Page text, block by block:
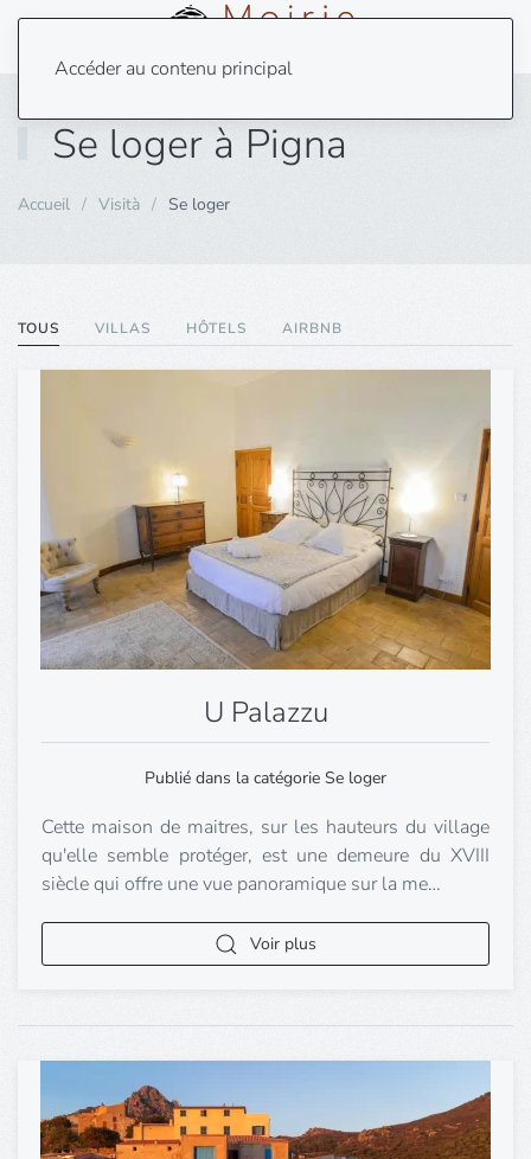
Accéder au contenu principal
Se loger à Pigna
Accueil Visità Se loger
TOUS VILLAS HÔTELS AIRBNB
U Palazzu
Publié dans la catégorie Se loger
Cette maison de maitres, sur les hauteurs du village
qu'elle semble protéger, est une demeure du XVIII
siècle qui offre une vue panoramique sur la me…
Voir plus